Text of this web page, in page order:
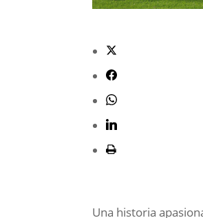
Una historia